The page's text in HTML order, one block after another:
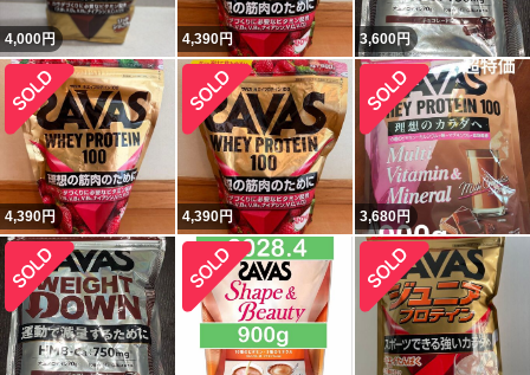
4,000円 4,390円 3,600円
4,390円 4,390円 3,680円